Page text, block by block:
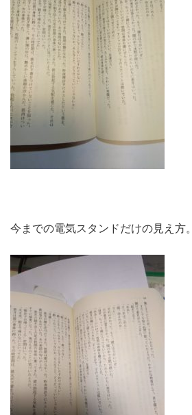
今までの電気スタンドだけの見え方。